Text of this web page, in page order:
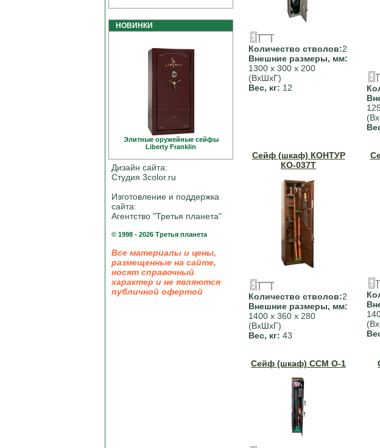
НОВИНКИ
Элитные оружейные сейфы
Liberty Franklin
Дизайн сайта:
Студия 3color.ru
Изготовление и поддержка
сайта:
Агентство "Третья планета"
© 1998 - 2026 Третья планета
Все материалы и цены,
размещенные на сайте,
носят справочный
характер и не являются
публичной офертой
Количество стволов:2
Внешние размеры, мм:
1300 х 300 х 200
(ВхШхГ)
Вес, кг: 12
Сейф (шкаф) КОНТУР
КО-037Т
Количество стволов:2
Внешние размеры, мм:
1400 х 360 х 280
(ВхШхГ)
Вес, кг: 43
Сейф (шкаф) ССМ О-1